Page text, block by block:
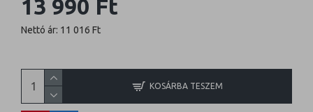
13 990 Ft
Nettó ár: 11 016 Ft
KOSÁRBA TESZEM